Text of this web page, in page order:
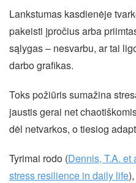
Lankstumas kasdienėje
pakeisti įpročius arba
sąlygas – nesvarbu, ar tai
darbo grafikas.
Toks požiūris sumažina
jaustis gerai net
dėl netvarkos, o tiesiog
Tyrimai rodo (Dennis, T.A.
stress resilience in daily life